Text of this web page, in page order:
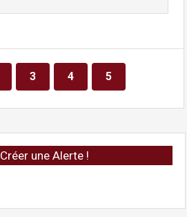
3 4 5
Créer une Alerte !